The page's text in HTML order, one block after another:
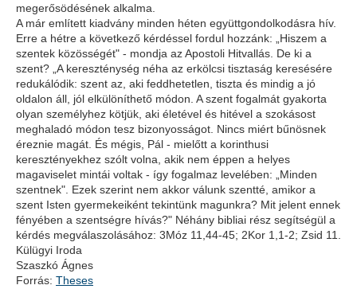
megerősödésének alkalma.
A már említett kiadvány minden héten együttgondolkodásra hív.
Erre a hétre a következő kérdéssel fordul hozzánk: „Hiszem a
szentek közösségét" - mondja az Apostoli Hitvallás. De ki a
szent? „A kereszténység néha az erkölcsi tisztaság keresésére
redukálódik: szent az, aki feddhetetlen, tiszta és mindig a jó
oldalon áll, jól elkülöníthető módon. A szent fogalmát gyakorta
olyan személyhez kötjük, aki életével és hitével a szokásost
meghaladó módon tesz bizonyosságot. Nincs miért bűnösnek
éreznie magát. És mégis, Pál - mielőtt a korinthusi
keresztényekhez szólt volna, akik nem éppen a helyes
magaviselet mintái voltak - így fogalmaz levelében: „Minden
szentnek". Ezek szerint nem akkor válunk szentté, amikor a
szent Isten gyermekeiként tekintünk magunkra? Mit jelent ennek
fényében a szentségre hívás?" Néhány bibliai rész segítségül a
kérdés megválaszolásához: 3Móz 11,44-45; 2Kor 1,1-2; Zsid 11.
Külügyi Iroda
Szaszkó Ágnes
Forrás: Theses